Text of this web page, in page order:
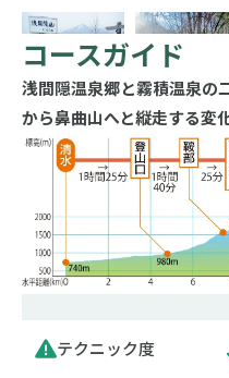
コースガイド
浅間隠温泉郷と霧積温泉の
から鼻曲山へと縦走する変
テクニック度